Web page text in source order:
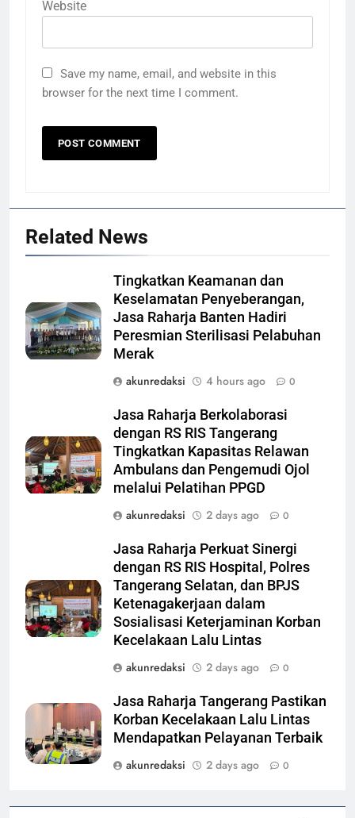
Website
Save my name, email, and website in this
browser for the next time I comment.
Related News
Tingkatkan Keamanan dan
Keselamatan Penyeberangan,
Jasa Raharja Banten Hadiri
Peresmian Sterilisasi Pelabuhan
Merak
akunredaksi
4 hours ago 0
Jasa Raharja Berkolaborasi
dengan RS RIS Tangerang
Tingkatkan Kapasitas Relawan
Ambulans dan Pengemudi Ojol
melalui Pelatihan PPGD
akunredaksi
2 days ago 0
Jasa Raharja Perkuat Sinergi
dengan RS RIS Hospital, Polres
Tangerang Selatan, dan BPJS
Ketenagakerjaan dalam
Sosialisasi Keterjaminan Korban
Kecelakaan Lalu Lintas
akunredaksi
2 days ago 0
Jasa Raharja Tangerang Pastikan
Korban Kecelakaan Lalu Lintas
Mendapatkan Pelayanan Terbaik
akunredaksi
2 days ago 0